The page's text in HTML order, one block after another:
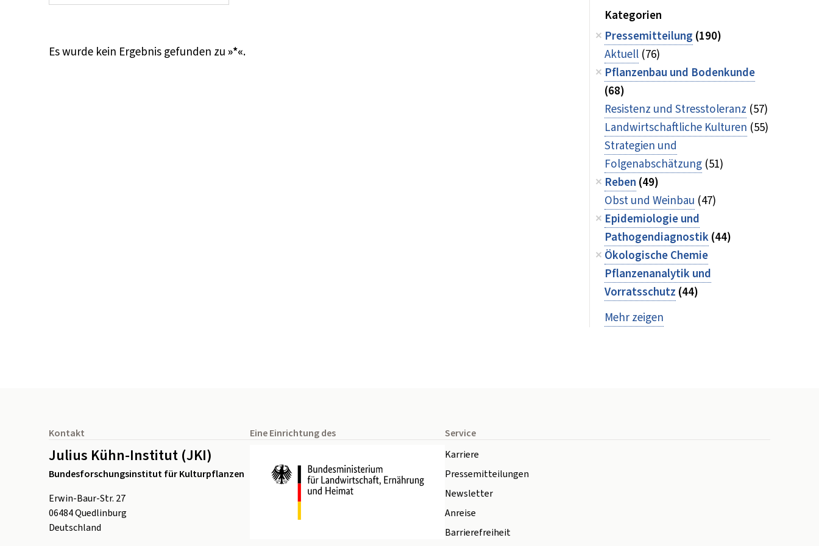
Es wurde kein Ergebnis gefunden zu»*«.
Kategorien
Pressemitteilung (190)
Aktuell (76)
Pflanzenbau und Bodenkunde
(68)
Resistenz und Stresstoleranz (57)
Landwirtschaftliche Kulturen (55)
Strategien und
Folgenabschätzung (51)
Reben (49)
Obst und Weinbau (47)
Epidemiologie und
Pathogendiagnostik(44)
Ökologische Chemie
Pflanzenanalytik und
Vorratsschutz (44)
Mehr zeigen
Kontakt
Julius Kühn-Institut (JKI)
Bundesforschungsinstitut für Kulturpflanzen
Erwin-Baur-Str. 27
06484Quedlinburg
Deutschland
Eine Einrichtung des
Service
Karriere
Pressemitteilungen
Newsletter
Anreise
Barrierefreiheit